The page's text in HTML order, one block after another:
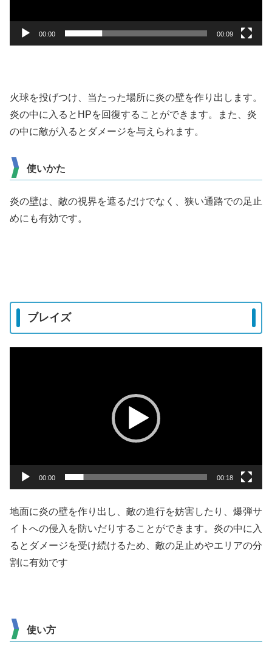
00:00 00:09
火球を投げつけ、当たった場所に炎の壁を作り出します。
炎の中に入るとHPを回復することができます。また、炎
の中に敵が入るとダメージを与えられます。
使いかた
炎の壁は、敵の視界を遮るだけでなく、狭い通路での足止
めにも有効です。
ブレイズ
00:00 00:18
地面に炎の壁を作り出し、敵の進行を妨害したり、爆弾サ
イトへの侵入を防いだりすることができます。炎の中に入
るとダメージを受け続けるため、敵の足止めやエリアの分
割に有効です
使い方